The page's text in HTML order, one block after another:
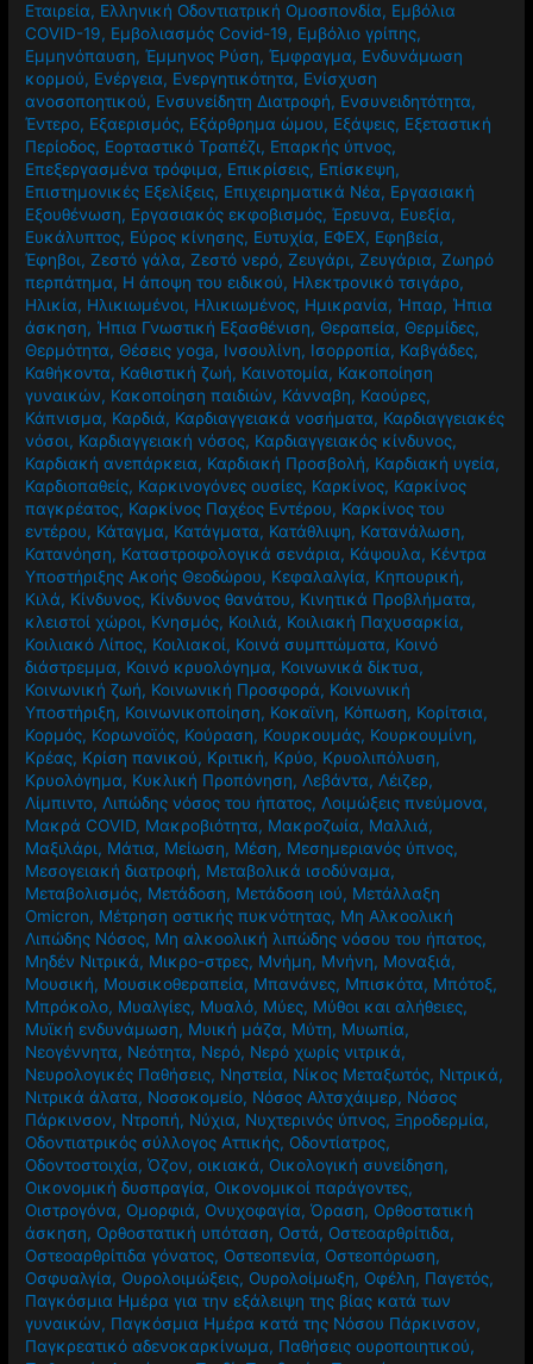
Εταιρεία, Ελληνική Οδοντιατρική Ομοσπονδία, Εμβόλια
COVID-19, Εμβολιασμός Covid-19, Εμβόλιο γρίπης,
Εμμηνόπαυση,Έμμηνος Ρύση,Έμφραγμα, Ενδυνάμωση
κορμού, Ενέργεια, Ενεργητικότητα, Ενίσχυση
ανοσοποητικού, Ενσυνείδητη Διατροφή, Ενσυνειδητότητα,
Έντερο, Εξαερισμός, Εξάρθρημα ώμου, Εξάψεις, Εξεταστική
Περίοδος, Εορταστικό Τραπέζι, Επαρκής ύπνος,
Επεξεργασμένα τρόφιμα, Επικρίσεις, Επίσκεψη,
Επιστημονικές Εξελίξεις, Επιχειρηματικά Νέα, Εργασιακή
Εξουθένωση, Εργασιακός εκφοβισμός,Έρευνα, Ευεξία,
Ευκάλυπτος, Εύρος κίνησης, Ευτυχία, ΕΦΕΧ, Εφηβεία,
Έφηβοι,Ζεστό γάλα,Ζεστό νερό,Ζευγάρι,Ζευγάρια,Ζωηρό
περπάτημα, Η άποψη του ειδικού, Ηλεκτρονικό τσιγάρο,
Ηλικία, Ηλικιωμένοι, Ηλικιωμένος, Ημικρανία, Ήπαρ, Ήπια
άσκηση, Ήπια Γνωστική Εξασθένιση, Θεραπεία, Θερμίδες,
Θερμότητα, Θέσεις yoga, Ινσουλίνη, Ισορροπία, Καβγάδες,
Καθήκοντα, Καθιστική ζωή, Καινοτομία, Κακοποίηση
γυναικών, Κακοποίηση παιδιών, Κάνναβη, Καούρες,
Κάπνισμα, Καρδιά, Καρδιαγγειακά νοσήματα, Καρδιαγγειακές
νόσοι, Καρδιαγγειακή νόσος, Καρδιαγγειακός κίνδυνος,
Καρδιακή ανεπάρκεια, Καρδιακή Προσβολή, Καρδιακή υγεία,
Καρδιοπαθείς, Καρκινογόνες ουσίες, Καρκίνος, Καρκίνος
παγκρέατος, Καρκίνος Παχέος Εντέρου, Καρκίνος του
εντέρου, Κάταγμα, Κατάγματα, Κατάθλιψη, Κατανάλωση,
Κατανόηση, Καταστροφολογικά σενάρια, Κάψουλα, Κέντρα
Υποστήριξης Ακοής Θεοδώρου, Κεφαλαλγία, Κηπουρική,
Κιλά, Κίνδυνος, Κίνδυνος θανάτου, Κινητικά Προβλήματα,
κλειστοί χώροι, Κνησμός, Κοιλιά, Κοιλιακή Παχυσαρκία,
Κοιλιακό Λίπος, Κοιλιακοί, Κοινά συμπτώματα, Κοινό
διάστρεμμα, Κοινό κρυολόγημα, Κοινωνικά δίκτυα,
Κοινωνική ζωή, Κοινωνική Προσφορά, Κοινωνική
Υποστήριξη, Κοινωνικοποίηση, Κοκαϊνη, Κόπωση, Κορίτσια,
Κορμός, Κορωνοϊός, Κούραση, Κουρκουμάς, Κουρκουμίνη,
Κρέας, Κρίση πανικού, Κριτική, Κρύο, Κρυολιπόλυση,
Κρυολόγημα, Κυκλική Προπόνηση, Λεβάντα, Λέιζερ,
Λίμπιντο, Λιπώδης νόσος του ήπατος, Λοιμώξεις πνεύμονα,
Μακρά COVID, Μακροβιότητα, Μακροζωία, Μαλλιά,
Μαξιλάρι, Μάτια, Μείωση, Μέση, Μεσημεριανός ύπνος,
Μεσογειακή διατροφή, Μεταβολικά ισοδύναμα,
Μεταβολισμός, Μετάδοση, Μετάδοση ιού, Μετάλλαξη
Omicron, Μέτρηση οστικής πυκνότητας, Μη Αλκοολική
Λιπώδης Νόσος, Μη αλκοολική λιπώδης νόσου του ήπατος,
Μηδέν Νιτρικά, Μικρο-στρες, Μνήμη, Μνήνη, Μοναξιά,
Μουσική, Μουσικοθεραπεία, Μπανάνες, Μπισκότα, Μπότοξ,
Μπρόκολο, Μυαλγίες, Μυαλό, Μύες, Μύθοι και αλήθειες,
Μυϊκή ενδυνάμωση, Μυική μάζα, Μύτη, Μυωπία,
Νεογέννητα, Νεότητα, Νερό, Νερό χωρίς νιτρικά,
Νευρολογικές Παθήσεις, Νηστεία, Νίκος Μεταξωτός, Νιτρικά,
Νιτρικά άλατα, Νοσοκομείο, Νόσος Αλτσχάιμερ, Νόσος
Πάρκινσον, Ντροπή, Νύχια, Νυχτερινός ύπνος,Ξηροδερμία,
Οδοντιατρικός σύλλογος Αττικής, Οδοντίατρος,
Οδοντοστοιχία,Όζον,οικιακά, Οικολογική συνείδηση,
Οικονομική δυσπραγία, Οικονομικοί παράγοντες,
Οιστρογόνα, Ομορφιά, Ονυχοφαγία,Όραση, Ορθοστατική
άσκηση, Ορθοστατική υπόταση, Οστά, Οστεοαρθρίτιδα,
Οστεοαρθρίτιδα γόνατος, Οστεοπενία, Οστεοπόρωση,
Οσφυαλγία, Ουρολοιμώξεις, Ουρολοίμωξη, Οφέλη, Παγετός,
Παγκόσμια Ημέρα για την εξάλειψη της βίας κατά των
γυναικών, Παγκόσμια Ημέρα κατά της Νόσου Πάρκινσον,
Παγκρεατικό αδενοκαρκίνωμα, Παθήσεις ουροποιητικού,